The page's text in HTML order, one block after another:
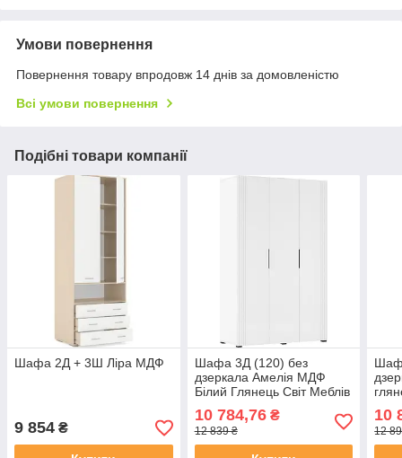
Умови повернення
Повернення товару впродовж 14 днів за домовленістю
Всі умови повернення
Подібні товари компанії
Шафа 2Д + 3Ш Ліра МДФ
9 854 ₴
Шафа 3Д (120) без
дзеркала Амелія МДФ
Білий Глянець Світ Меблів
10 784,76₴
12 839 ₴
10
12